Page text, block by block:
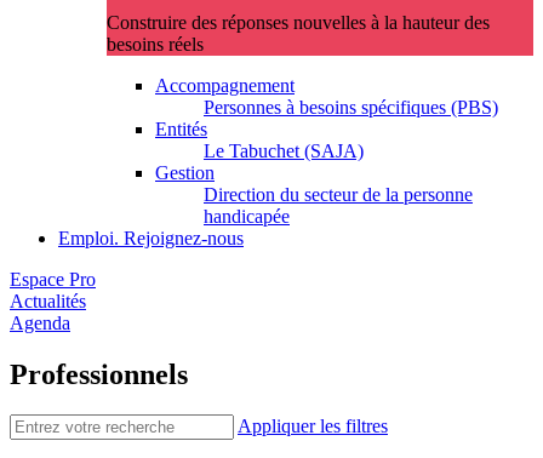
Construire des réponses nouvelles à la hauteur des
besoins réels
Accompagnement
Personnes à besoins spécifiques (PBS)
Entités
Le Tabuchet (SAJA)
Gestion
Direction du secteur de la personne
handicapée
Emploi. Rejoignez-nous
Espace Pro
Actualités
Agenda
Professionnels
Appliquer les filtres